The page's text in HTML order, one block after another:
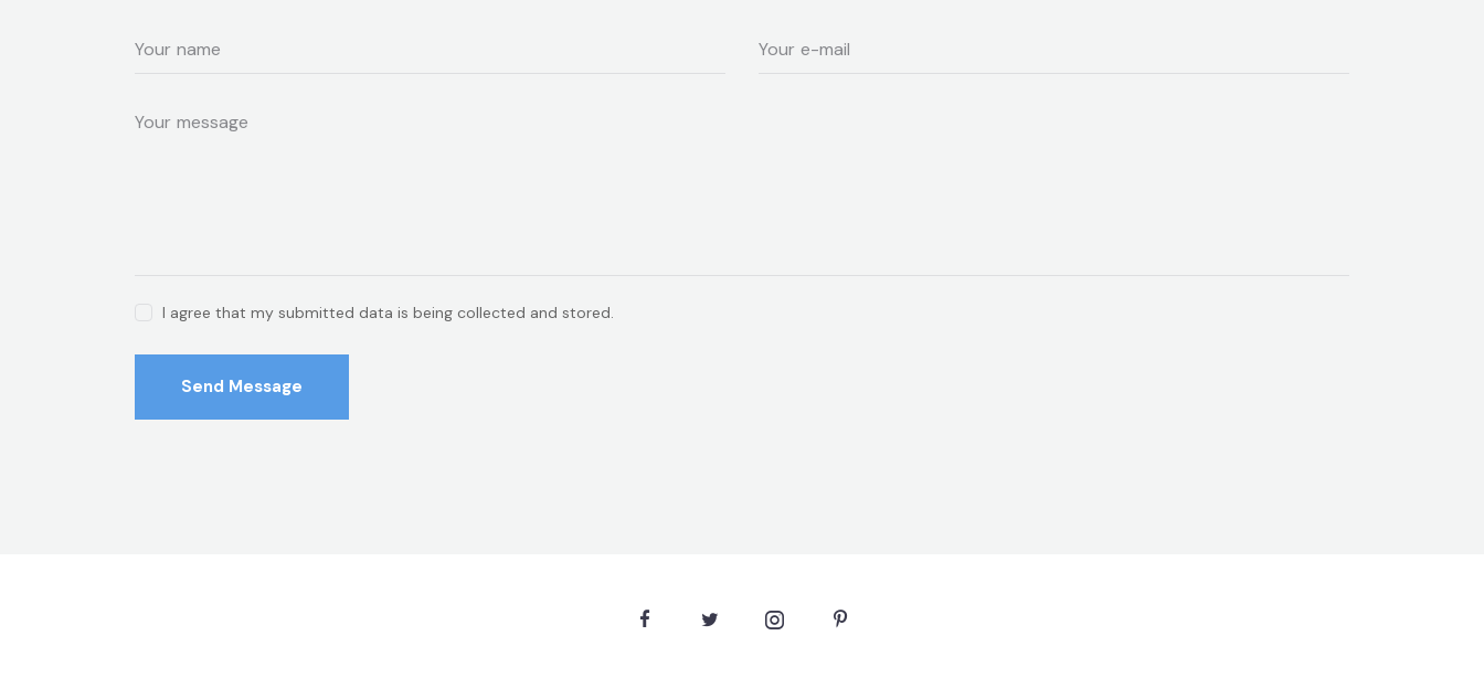
I agree that my submitted data is being collected and stored.
Send Message